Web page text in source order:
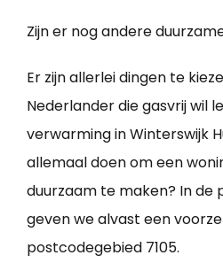
Zijn er nog andere
Er zijn allerlei dingen te
Nederlander die gasvrij wil
verwarming in Winterswijk
allemaal doen om een
duurzaam te maken? In de
geven we alvast een
postcodegebied 7105.